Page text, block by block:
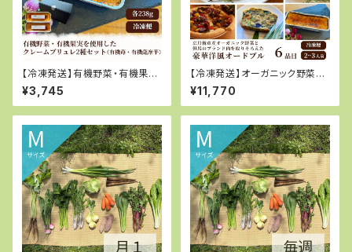
【冷凍発送】有機野菜・有機果実
を使用したクレームブリュレ2種
セット（有機苺・有機薩摩芋）
¥3,745
【冷凍発送】オーガニック野菜と
但馬のブランド肉を取り揃えた
豪華洋風パーティーセット
¥11,770